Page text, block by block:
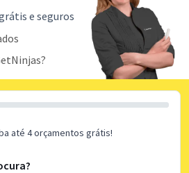
e seguros
até 4 orçamentos grátis!